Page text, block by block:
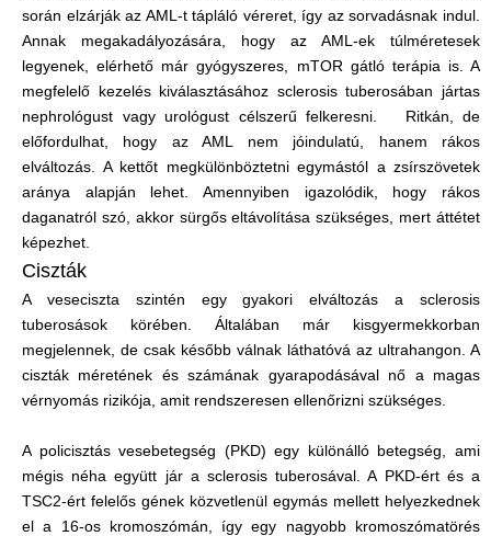
során elzárják az AML-t tápláló véreret, így az sorvadásnak indul.
Annak megakadályozására, hogy az AML-ek túlméretesek
legyenek, elérhető már gyógyszeres, mTOR gátló terápia is. A
megfelelő kezelés kiválasztásához sclerosis tuberosában jártas
nephrológust vagy urológust célszerű felkeresni. Ritkán, de
előfordulhat, hogy az AML nem jóindulatú, hanem rákos
elváltozás. A kettőt megkülönböztetni egymástól a zsírszövetek
aránya alapján lehet. Amennyiben igazolódik, hogy rákos
daganatról szó, akkor sürgős eltávolítása szükséges, mert áttétet
képezhet.
Ciszták
A veseciszta szintén egy gyakori elváltozás a sclerosis
tuberosások körében. Általában már kisgyermekkorban
megjelennek, de csak később válnak láthatóvá az ultrahangon. A
ciszták méretének és számának gyarapodásával nő a magas
vérnyomás rizikója, amit rendszeresen ellenőrizni szükséges.
A policisztás vesebetegség (PKD) egy különálló betegség, ami
mégis néha együtt jár a sclerosis tuberosával. A PKD-ért és a
TSC2-ért felelős gének közvetlenül egymás mellett helyezkednek
el a 16-os kromoszómán, így egy nagyobb kromoszómatörés